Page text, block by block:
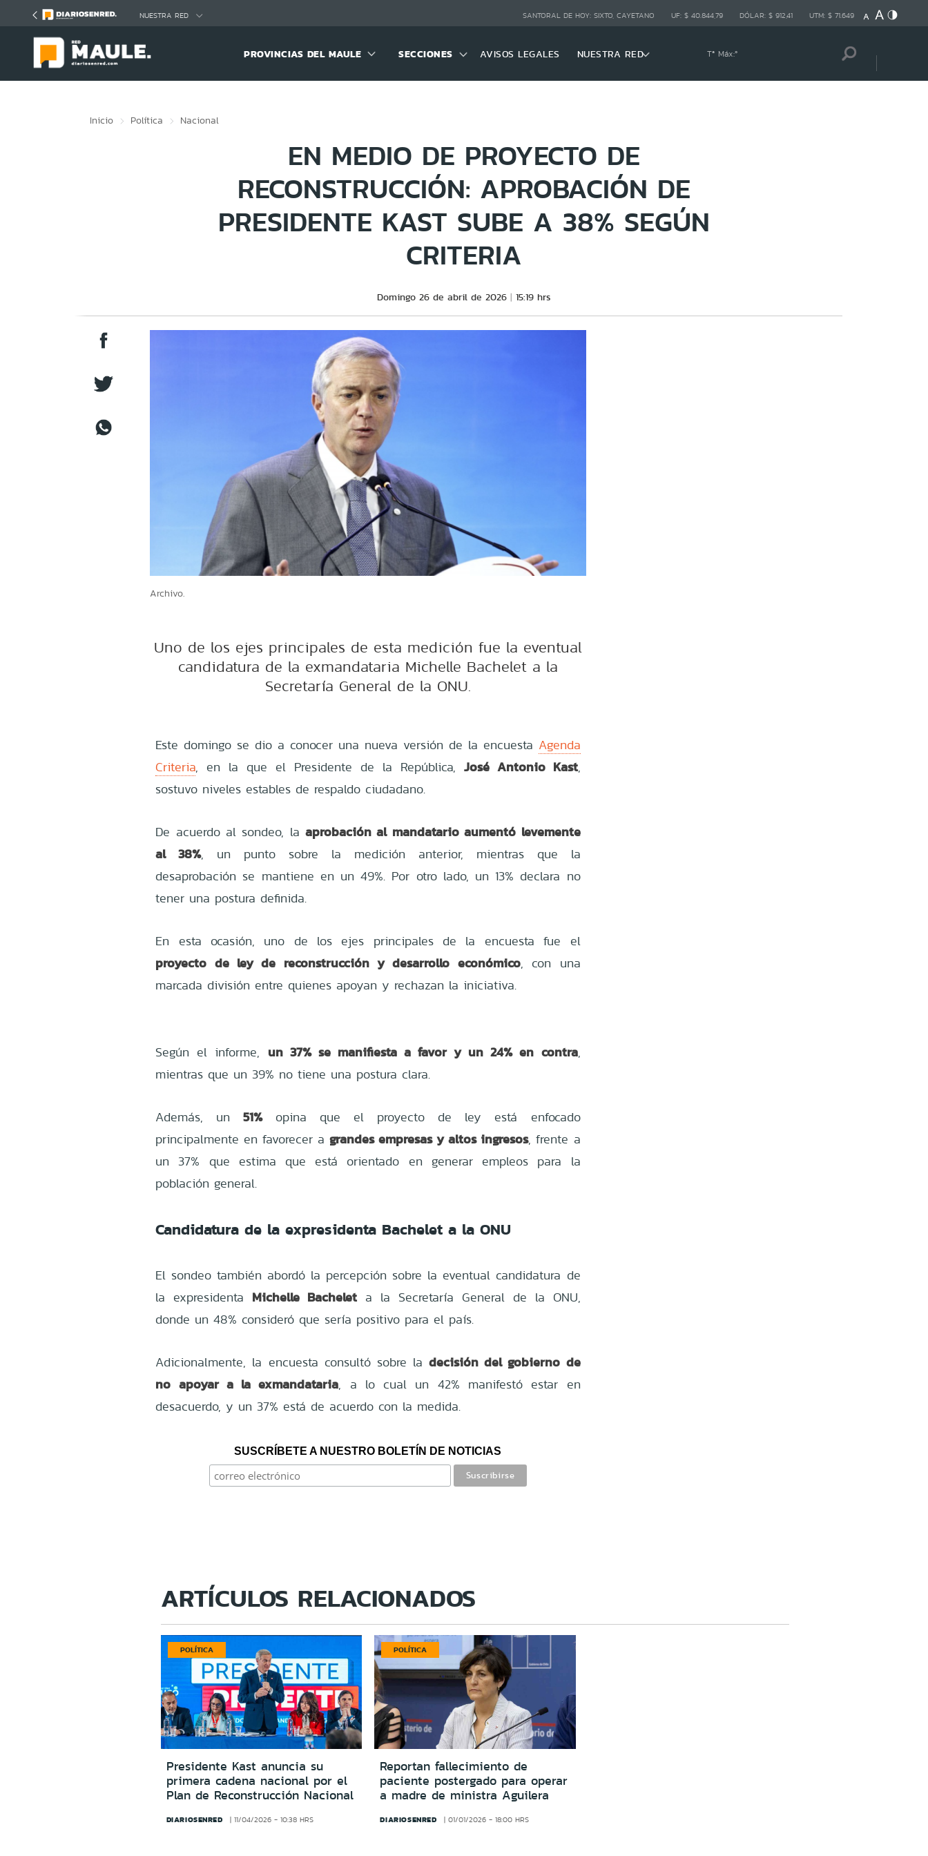
NUESTRA RED SANTORAL DE HOY: SIXTO, CAYETANO UF: $ 40.844,79 DÓLAR: $ 912,41 UTM: $ 71.649
PROVINCIAS DEL MAULE SECCIONES AVISOS LEGALES NUESTRA RED Tª Máx:º
Inicio Política Nacional
EN MEDIO DE PROYECTO DE
RECONSTRUCCIÓN: APROBACIÓN DE
PRESIDENTE KAST SUBE A 38% SEGÚN
CRITERIA
Domingo 26 de abril de 2026 15:19 hrs
Archivo.
Uno de los ejes principales de esta medición fue la eventual
candidatura de la exmandataria Michelle Bachelet a la
Secretaría General de la ONU.
Este domingo se dio a conocer una nueva versión de la encuesta Agenda
Criteria, en la que el Presidente de la República, José Antonio Kast,
sostuvo niveles estables de respaldo ciudadano.
De acuerdo al sondeo, laaprobación al mandatario aumentó levemente
al 38%, un punto sobre la medición anterior, mientras que la
desaprobación se mantiene en un 49%. Por otro lado, un 13% declara no
tener una postura definida.
En esta ocasión, uno de los ejes principales de la encuesta fue el
proyecto de ley de reconstrucción y desarrollo económico, con una
marcada división entre quienes apoyan y rechazan la iniciativa.
Según el informe, un 37% se manifiesta a favor y un 24% en contra,
mientras que un 39% no tiene una postura clara.
Además, un51%opina que el proyecto de ley está enfocado
principalmente en favorecer agrandes empresas y altos ingresos, frente a
un 37% que estima que está orientado en generar empleos para la
población general.
Candidatura de la expresidenta Bachelet a la ONU
El sondeo también abordó la percepción sobre la eventual candidatura de
la expresidenta Michelle Bachelet a la Secretaría General de la ONU,
donde un 48% consideró que sería positivo para el país.
Adicionalmente, la encuesta consultó sobre ladecisión del gobierno de
no apoyar a la exmandataria, a lo cual un 42% manifestó estar en
desacuerdo, y un 37% está de acuerdo con la medida.
SUSCRÍBETE A NUESTRO BOLETÍN DE NOTICIAS
ARTÍCULOS RELACIONADOS
POLÍTICA
Presidente Kast anuncia su
primera cadena nacional por el
Plan de Reconstrucción Nacional
DIARIOSENRED 11/04/2026 - 10:38 HRS
POLÍTICA
Reportan fallecimiento de
paciente postergado para operar
a madre de ministra Aguilera
DIARIOSENRED 01/01/2026 - 18:00 HRS